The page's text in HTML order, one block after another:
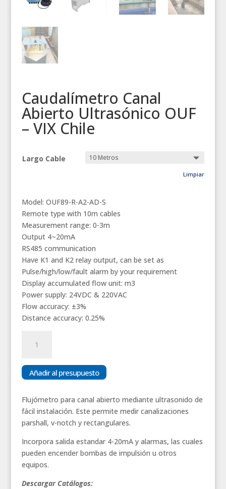
Caudalímetro Canal
Abierto Ultrasónico OUF
– VIX Chile
Largo Cable
Limpiar
Model: OUF89-R-A2-AD-S
Remote type with 10m cables
Measurement range: 0-3m
Output 4~20mA
RS485 communication
Have K1 and K2 relay output, can be set as
Pulse/high/low/fault alarm by your requirement
Display accumulated flow unit: m3
Power supply: 24VDC & 220VAC
Flow accuracy: ±3%
Distance accuracy: 0.25%
Canal
Ultrasónico
OUF
VIX
cantidad
Añadir al presupuesto
Flujómetro para canal abierto mediante ultrasonido de
fácil instalación. Este permite medir canalizaciones
parshall, v-notch y rectangulares.
Incorpora salida estandar 4-20mA y alarmas, las cuales
pueden encender bombas de impulsión u otros
equipos.
Descargar Catálogos: